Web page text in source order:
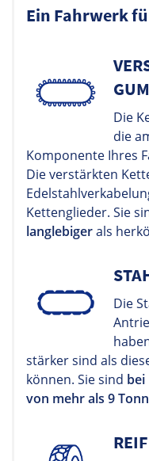
Ein Fahrwerk
Die
die
Komponente Ihres
Die verstärkten
Kettenglieder. Sie
langlebigerals
Die
stärker sind als
können. Sie sind bei
von mehr als 9